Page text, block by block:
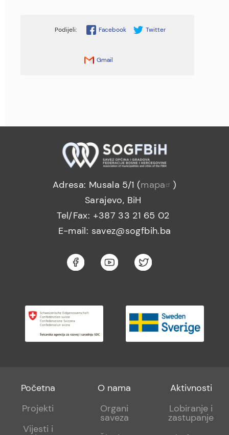
Facebook Twitter
Gmail
Adresa: Musala 5/1 (mapa
)
Sarajevo, BiH
Tel/Fax: +387 33 21 65 02
E-mail: savez@sogfbih.ba
Footer
menu
Početna
Projekti
Vijesti i
Footer
sub
O nama
Organi
saveza
Footer
sub
Aktivnosti
Lobiranje i
zastupanje